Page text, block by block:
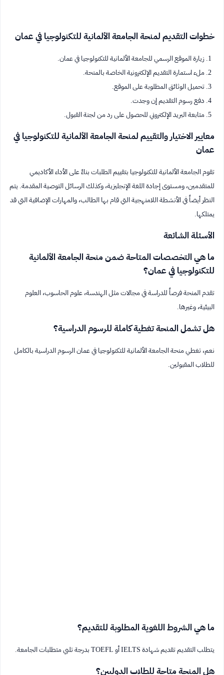
خطوات التقديم لمنحة الجامعة الألمانية للتكنولوجيا في عمان
زيارة الموقع الرسمي للجامعة الألمانية للتكنولوجيا في عمان.
ملء استمارة التقديم الإلكترونية الخاصة بالمنحة.
تحميل الوثائق المطلوبة على الموقع.
دفع رسوم التقديم إن وجدت.
متابعة البريد الإلكتروني للحصول على رد من لجنة القبول.
معايير الاختيار والتقييم لمنحة الجامعة الألمانية للتكنولوجيا في
عمان
تقوم الجامعة الألمانية للتكنولوجيا بتقييم الطلبات بناءً على الأداء الأكاديمي
للمتقدمين، ومستوى إجادة اللغة الإنجليزية، وكذلك الرسائل التوصية المقدمة. يتم
النظر أيضاً في الأنشطة اللامنهجية التي قام بها الطالب، والمهارات الإضافية التي قد
يمتلكها.
الأسئلة الشائعة
ما هي التخصصات المتاحة ضمن منحة الجامعة الألمانية
للتكنولوجيا في عمان؟
تقدم المنحة فرصاً للدراسة في مجالات مثل الهندسة، علوم الحاسوب، العلوم
البيئية، وغيرها.
هل تشمل المنحة تغطية كاملة للرسوم الدراسية؟
نعم، تغطي منحة الجامعة الألمانية للتكنولوجيا في عمان الرسوم الدراسية بالكامل
للطلاب المقبولين.
ما هي الشروط اللغوية المطلوبة للتقديم؟
يتطلب التقديم تقديم شهادة IELTS أو TOEFL بدرجة تلبي متطلبات الجامعة.
هل المنحة متاحة للطلاب الدوليين؟